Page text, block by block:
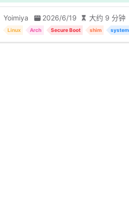
Yoimiya 2026/6/19 大约 9 分钟
Linux Arch Secure Boot shim